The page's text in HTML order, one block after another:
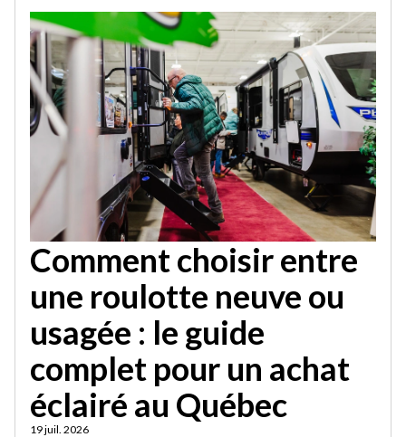
Comment choisir entre
une roulotte neuve ou
usagée : le guide
complet pour un achat
éclairé au Québec
19 juil. 2026